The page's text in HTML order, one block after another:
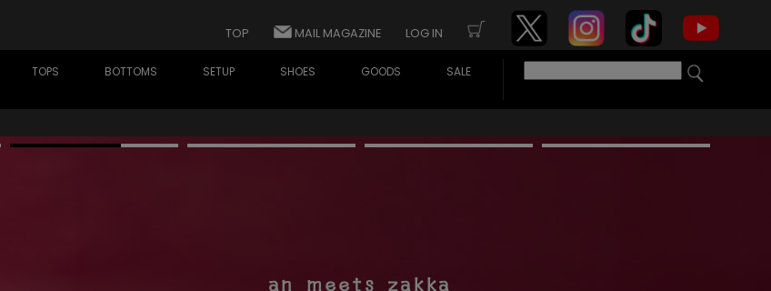
TOP MAIL MAGAZINE LOG IN
TOPS BOTTOMS SETUP SHOES GOODS SALE